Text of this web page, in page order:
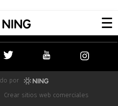
por
Crear sitios web comerciales